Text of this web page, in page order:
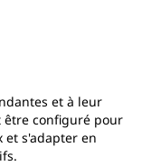
et à leur
configuré pour
et s'adapter en